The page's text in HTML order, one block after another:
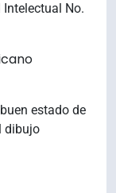
Intelectual No.
estado de
dibujo